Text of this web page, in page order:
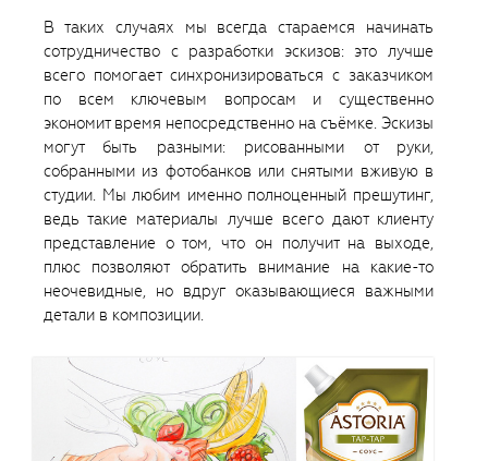
В таких случаях мы всегда стараемся начинать
сотрудничество с разработки эскизов: это лучше
всего помогает синхронизироваться с заказчиком
по всем ключевым вопросам и существенно
экономит время непосредственно на съëмке. Эскизы
могут быть разными: рисованными от руки,
собранными из фотобанков или снятыми вживую в
студии. Мы любим именно полноценный прешутинг,
ведь такие материалы лучше всего дают клиенту
представление о том, что он получит на выходе,
плюс позволяют обратить внимание на какие-то
неочевидные, но вдруг оказывающиеся важными
детали в композиции.